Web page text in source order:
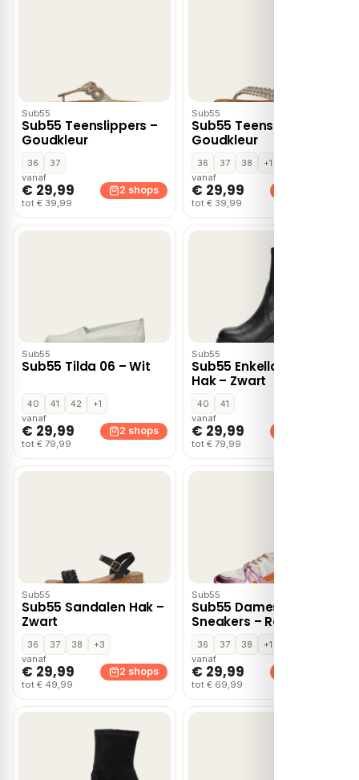
Sub55
Sub55 Teenslippers –
Goudkleur
36
37
vanaf
€ 29,99
tot € 39,99
2 shops
Sub55
Sub55 Teenslippers –
Goudkleur
36 37 38
+1
vanaf
€ 29,99
tot € 39,99
Sub55
Sub55 Tilda 06 – Wit
40 41 42
+1
vanaf
€ 29,99
tot € 79,99
2 shops
Sub55
Sub55 Enkellaarsjes
Hak – Zwart
40
41
vanaf
€ 29,99
tot € 79,99
Sub55
Sub55 Sandalen Hak –
Zwart
36 37 38
+3
vanaf
€ 29,99
tot € 49,99
2 shops
Sub55
Sub55 Dames
Sneakers – Roze
36 37 38
+1
vanaf
€ 29,99
tot € 69,99